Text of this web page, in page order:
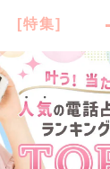
[特集]